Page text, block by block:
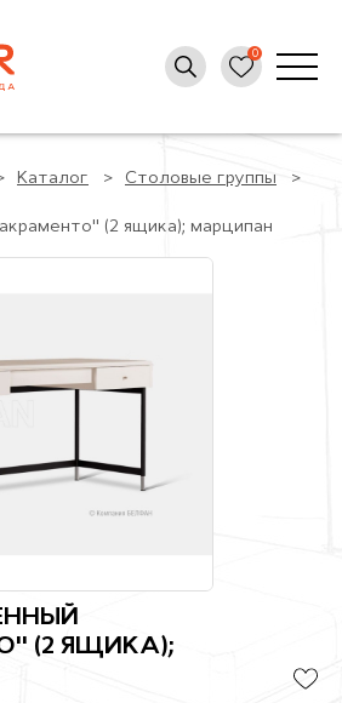
Каталог
Столовые группы
(2 ящика); марципан
(2 ЯЩИКА);